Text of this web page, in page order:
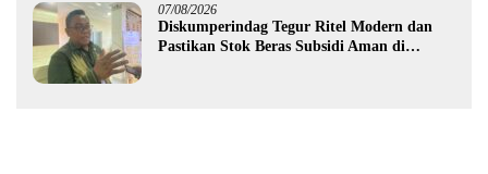
07/08/2026
Diskumperindag Tegur Ritel Modern dan
Pastikan Stok Beras Subsidi Aman di